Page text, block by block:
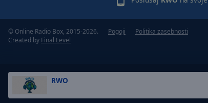
Family
Close
End
RWO
© Online Radio Box, 2015-2026.
Created by Final Level
Pogoji Politika zasebnosti